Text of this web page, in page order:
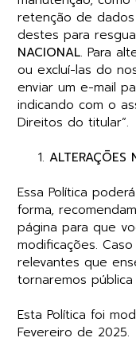
retenção de
destes para
NACIONAL. Para
ou excluí-las do
enviar um e-mail
indicando com o
Direitos do titular”.
ALTERAÇÕES
Essa Política
forma,
página para que
modificações.
relevantes que
tornaremos
Esta Política foi
Fevereiro de 2025.